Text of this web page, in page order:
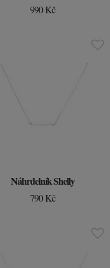
990 Kč
Náhrdelník Shelly
790 Kč